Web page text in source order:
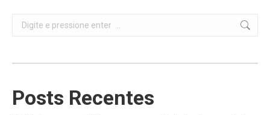
Search:
Posts Recentes